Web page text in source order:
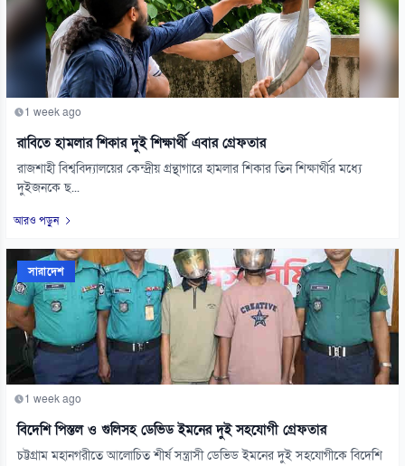
1 week ago
রাবিতে হামলার শিকার দুই শিক্ষার্থী এবার গ্রেফতার
রাজশাহী বিশ্ববিদ্যালয়ের কেন্দ্রীয় গ্রন্থাগারে হামলার শিকার তিন শিক্ষার্থীর মধ্যে
দুইজনকে ছ...
আরও পড়ুন
সারাদেশ
1 week ago
বিদেশি পিস্তল ও গুলিসহ ডেভিড ইমনের দুই সহযোগী গ্রেফতার
চট্টগ্রাম মহানগরীতে আলোচিত শীর্ষ সন্ত্রাসী ডেভিড ইমনের দুই সহযোগীকে বিদেশি